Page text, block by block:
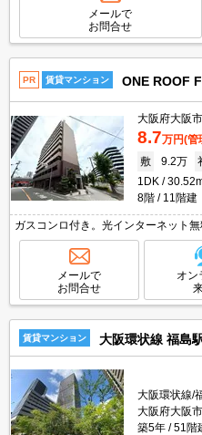
メールで
お問合せ
PR 賃貸マンション ONE ROOF
大阪府大阪
8.7万円(管
敷
9.2万
1DK
8階
11階
ガスコンロ付き。光インターネット
件。保証会社加入要(初回月額総額
約時、違約金家賃＋管理費の１ヶ月
メールで
お問合せ
オン
賃貸マンション 大阪環状線 福島
大阪環状線/
大阪府大阪
築5年
51階